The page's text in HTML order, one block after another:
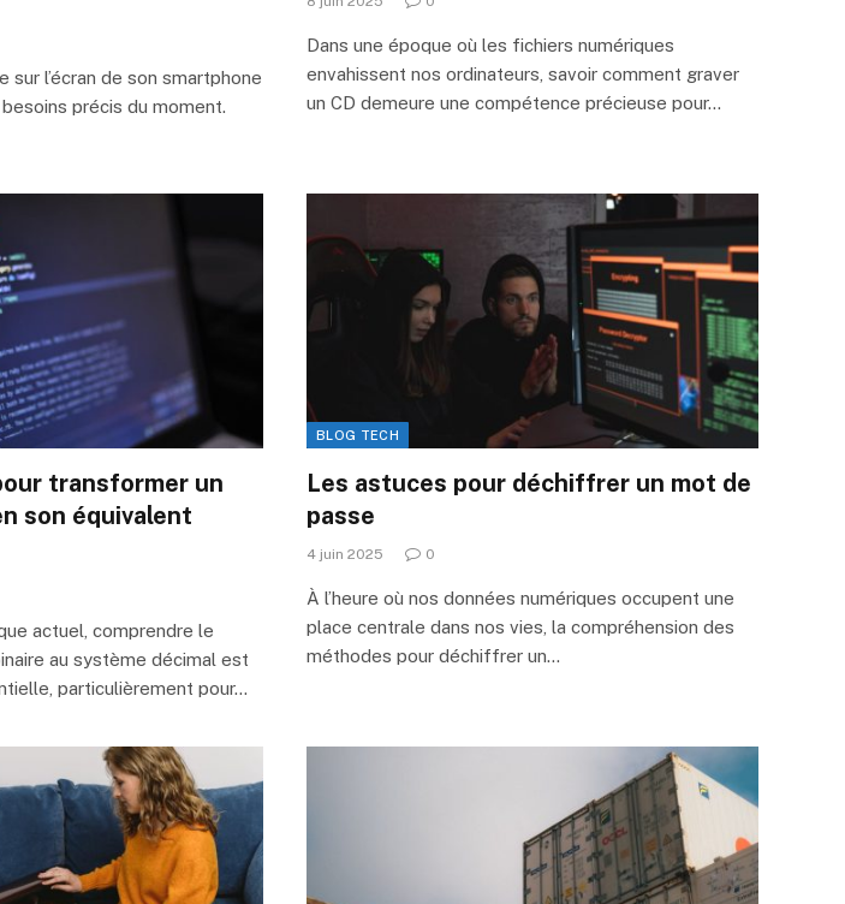
sur l’écran de son smartphone
précis du moment.
Dans une époque où les fichiers numériques
envahissent nos ordinateurs, savoir comment graver
un CD demeure une compétence précieuse pour…
transformer un
son équivalent
actuel, comprendre le
au système décimal est
particulièrement pour…
BLOG TECH
Les astuces pour déchiffrer un mot de
passe
4 juin 2025 0
À l’heure où nos données numériques occupent une
place centrale dans nos vies, la compréhension des
méthodes pour déchiffrer un…